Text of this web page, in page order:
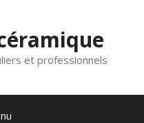
et professionnels